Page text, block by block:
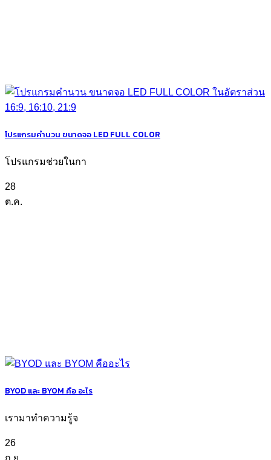
โปรแกรมคำนวน ขนาดจอ LED FULL COLOR
โปรแกรมช่วยในกา
28
ต.ค.
BYOD และ BYOM คือ อะไร
เรามาทำความรู้จ
26